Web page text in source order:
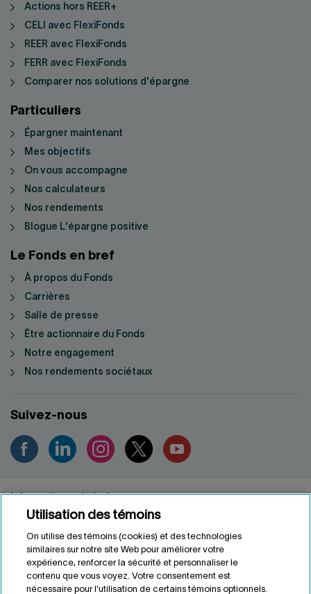
Actions hors REER+
CELI avec FlexiFonds
REER avec FlexiFonds
FERR avec FlexiFonds
Comparer nos solutions d'épargne
Particuliers
Épargner maintenant
Mes objectifs
On vous accompagne
Nos calculateurs
Nos rendements
Blogue L'épargne positive
Le Fonds en bref
À propos du Fonds
Carrières
Salle de presse
Être actionnaire du Fonds
Notre engagement
Nos rendements sociétaux
Suivez-nous
Informations générales
Renseignements personnels
Conditions d'utilisation
Accessibilité
Personnaliser les témoins
Utilisation des témoins
On utilise des témoins (cookies) et des technologies
similaires sur notre site Web pour améliorer votre
expérience, renforcer la sécurité et personnaliser le
contenu que vous voyez. Votre consentement est
nécessaire pour l'utilisation de certains témoins optionnels.